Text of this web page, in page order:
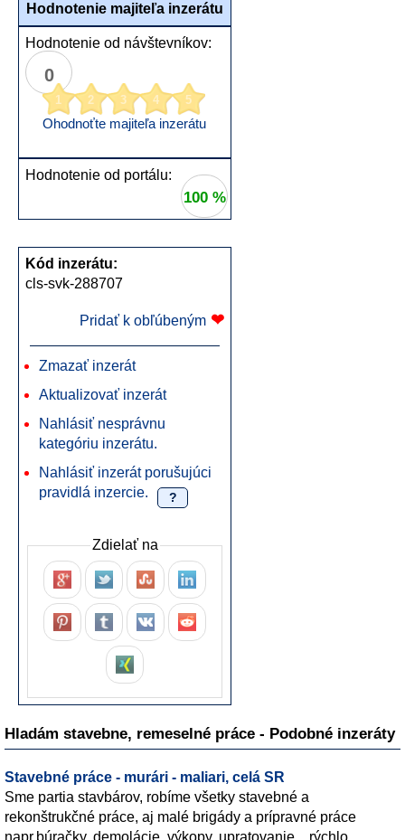
Hodnotenie majiteľa inzerátu
Hodnotenie od návštevníkov:
0
1 2 3 4 5
Ohodnoťte majiteľa inzerátu
Hodnotenie od portálu:
100 %
Kód inzerátu:
cls-svk-288707
Pridať k obľúbeným ❤
Zmazať inzerát
Aktualizovať inzerát
Nahlásiť nesprávnu
kategóriu inzerátu.
Nahlásiť inzerát porušujúci
pravidlá inzercie.
?
Zdielať na
Hladám stavebne, remeselné práce - Podobné inzeráty
Stavebné práce - murári - maliari, celá SR
Sme partia stavbárov, robíme všetky stavebné a
rekonštrukčné práce, aj malé brigády a prípravné práce
napr.búračky, demolácie, výkopy, upratovanie.., rýchlo,